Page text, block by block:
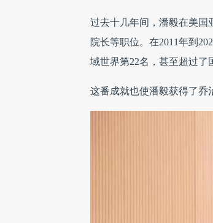
过去十几年间，潘毅在美国
院长等职位。在2011年到
域世界第22名，甚至超过了
这番成就也使潘毅获得了乔